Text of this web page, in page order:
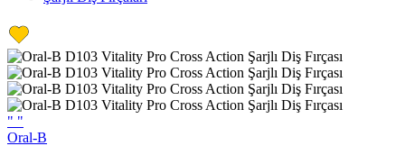
" "
Oral-B